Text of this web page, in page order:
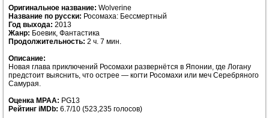
Оригинальное название: Wolverine
Название по русски: Росомаха: Бессмертный
Год выхода: 2013
Жанр: Боевик, Фантастика
Продолжительность: 2 ч. 7 мин.
Описание:
Новая глава приключений Росомахи развернётся в Японии, где Логану
предстоит выяснить, что острее — когти Росомахи или меч Серебряного
Самурая.
Оценка MPAA: PG13
Рейтинг iMDb: 6.7/10 (523,235 голосов)